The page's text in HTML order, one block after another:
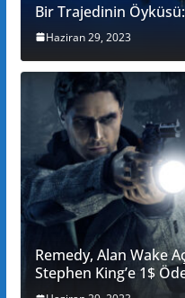
Bir Trajedinin
Haziran 29, 2023
Remedy, Alan Wake
Stephen King’e 1$